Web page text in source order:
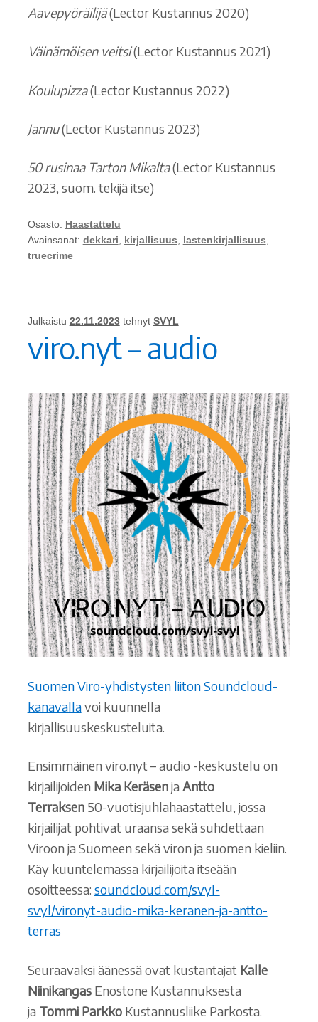
Aavepyöräilijä(Lector Kustannus 2020)
Väinämöisen veitsi(Lector Kustannus 2021)
Koulupizza(Lector Kustannus 2022)
Jannu(Lector Kustannus 2023)
50 rusinaa Tarton Mikalta(Lector Kustannus
2023, suom. tekijä itse)
Osasto: Haastattelu
Avainsanat: dekkari kirjallisuus lastenkirjallisuus
truecrime
Julkaistu 22.11.2023 tehnyt SVYL
viro.nyt – audio
Suomen Viro-yhdistysten liiton Soundcloud-
kanavallavoi kuunnella
kirjallisuuskeskusteluita.
Ensimmäinen viro.nyt – audio -keskustelu on
kirjailijoiden Mika KeräsenjaAntto
Terraksen 50-vuotisjuhlahaastattelu, jossa
kirjailijat pohtivat uraansa sekä suhdettaan
Viroon ja Suomeen sekä viron ja suomen kieliin.
Käy kuuntelemassa kirjailijoita itseään
osoitteessa: soundcloud.com/svyl-
svyl/vironyt-audio-mika-keranen-ja-antto-
terras
Seuraavaksi äänessä ovat kustantajat Kalle
Niinikangas Enostone Kustannuksesta
ja Tommi Parkko Kustannusliike Parkosta.